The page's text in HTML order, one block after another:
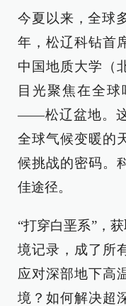
今夏以来，全球
年，松辽科钻首
中国地质大学（
目光聚焦在全
——松辽盆地。
全球气候变暖的
候挑战的密码。
佳途径。
“打穿白垩系”，
境记录，成了所
应对深部地下高
境？如何解决超